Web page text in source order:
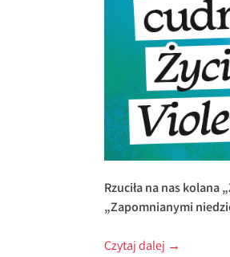
Rzuciła na nas kolana
„Zapomnianymi
Czytaj dalej →